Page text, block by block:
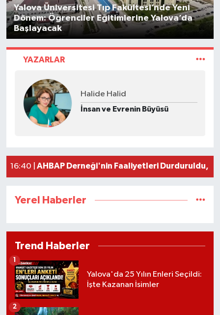
Yalova Üniversitesi Tıp Fakültesi’nde Yeni
Dönem: Öğrenciler Eğitimlerine Yalova’da
Başlayacak
YAZARLAR
Sultan Makamı Sultan Aksoy
Sağlıkta Neredeyiz?
15:53 |
Marmaris Suikast Timindeki FETÖ'cünün Ablası
Yerel Haberler
Trend Haberler
Yalova'da 25 Yılın Enleri Seçildi:
İşte Kazanan İsimler
1
2